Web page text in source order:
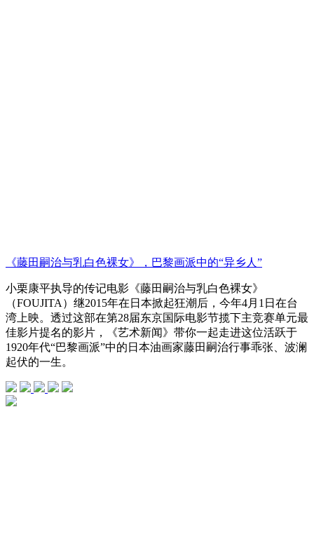
《藤田嗣治与乳白色裸女》，巴黎画派中的“异乡人”
小栗康平执导的传记电影《藤田嗣治与乳白色裸女》
（FOUJITA）继2015年在日本掀起狂潮后，今年4月1日在台
湾上映。透过这部在第28届东京国际电影节揽下主竞赛单元最
佳影片提名的影片，《艺术新闻》带你一起走进这位活跃于
1920年代“巴黎画派”中的日本油画家藤田嗣治行事乖张、波澜
起伏的一生。